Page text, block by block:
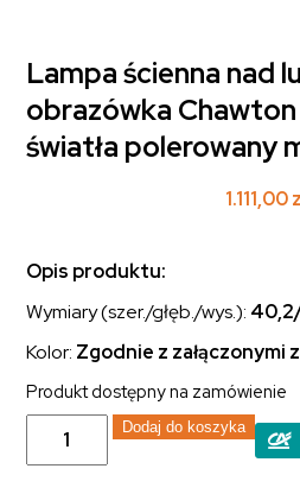
Lampa ścienna nad
obrazówka Chawton
światła polerowany
1.111,00
Opis produktu:
Wymiary (szer./głęb./wys.):
Kolor: Zgodnie z załączonymi
Produkt dostępny na zamówienie
ilość
Lampa
ścienna
Dodaj do koszyka